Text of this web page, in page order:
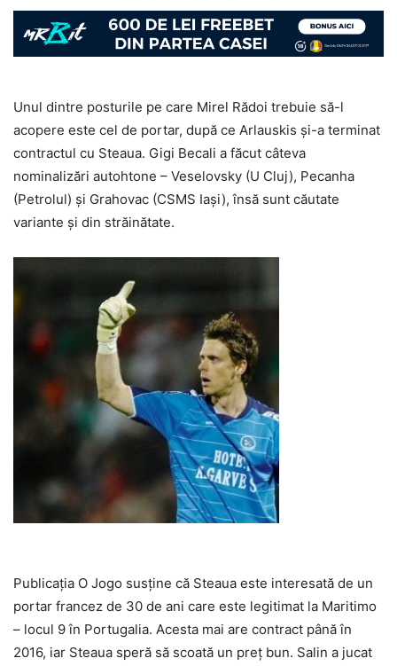
Unul dintre posturile pe care Mirel Rădoi trebuie să-l
acopere este cel de portar, după ce Arlauskis şi-a terminat
contractul cu Steaua. Gigi Becali a făcut câteva
nominalizări autohtone – Veselovsky (U Cluj), Pecanha
(Petrolul) şi Grahovac (CSMS Iaşi), însă sunt căutate
variante şi din străinătate.
Publicaţia O Jogo susţine că Steaua este interesată de un
portar francez de 30 de ani care este legitimat la Maritimo
– locul 9 în Portugalia. Acesta mai are contract până în
2016, iar Steaua speră să scoată un preţ bun. Salin a jucat